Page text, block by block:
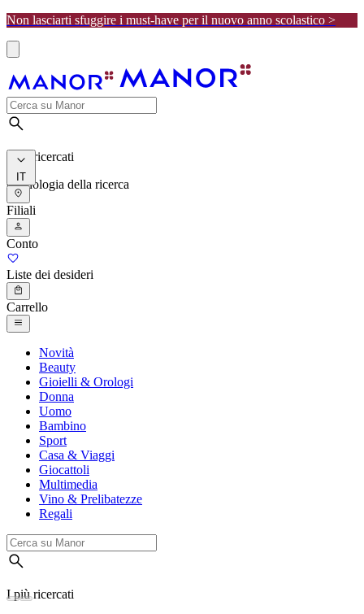
Non lasciarti sfuggire i must-have per il nuovo anno scolastico >
I più ricercati
Cronologia della ricerca
IT
Filiali
Conto
Liste dei desideri
Carrello
Novità
Beauty
Gioielli & Orologi
Donna
Uomo
Bambino
Sport
Casa & Viaggi
Giocattoli
Multimedia
Vino & Prelibatezze
Regali
I più ricercati